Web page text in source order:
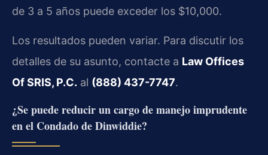
de 3 a 5 años puede exceder los $10,000.
Los resultados pueden variar. Para discutir los
detalles de su asunto, contacte a Law Offices
Of SRIS, P.C. al (888) 437-7747.
¿Se puede reducir un cargo de manejo imprudente
en el Condado de Dinwiddie?